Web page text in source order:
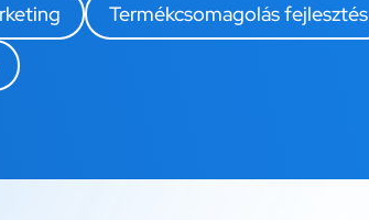
Termékcsomagolás fejlesztés